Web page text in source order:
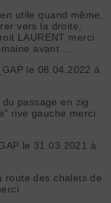
utile quand même,
vers la droite,
LAURENT merci
avant ...
le 08.04.2022 à
passage en zig
rive gauche merci
le 31.03.2021 à
route des chalets de